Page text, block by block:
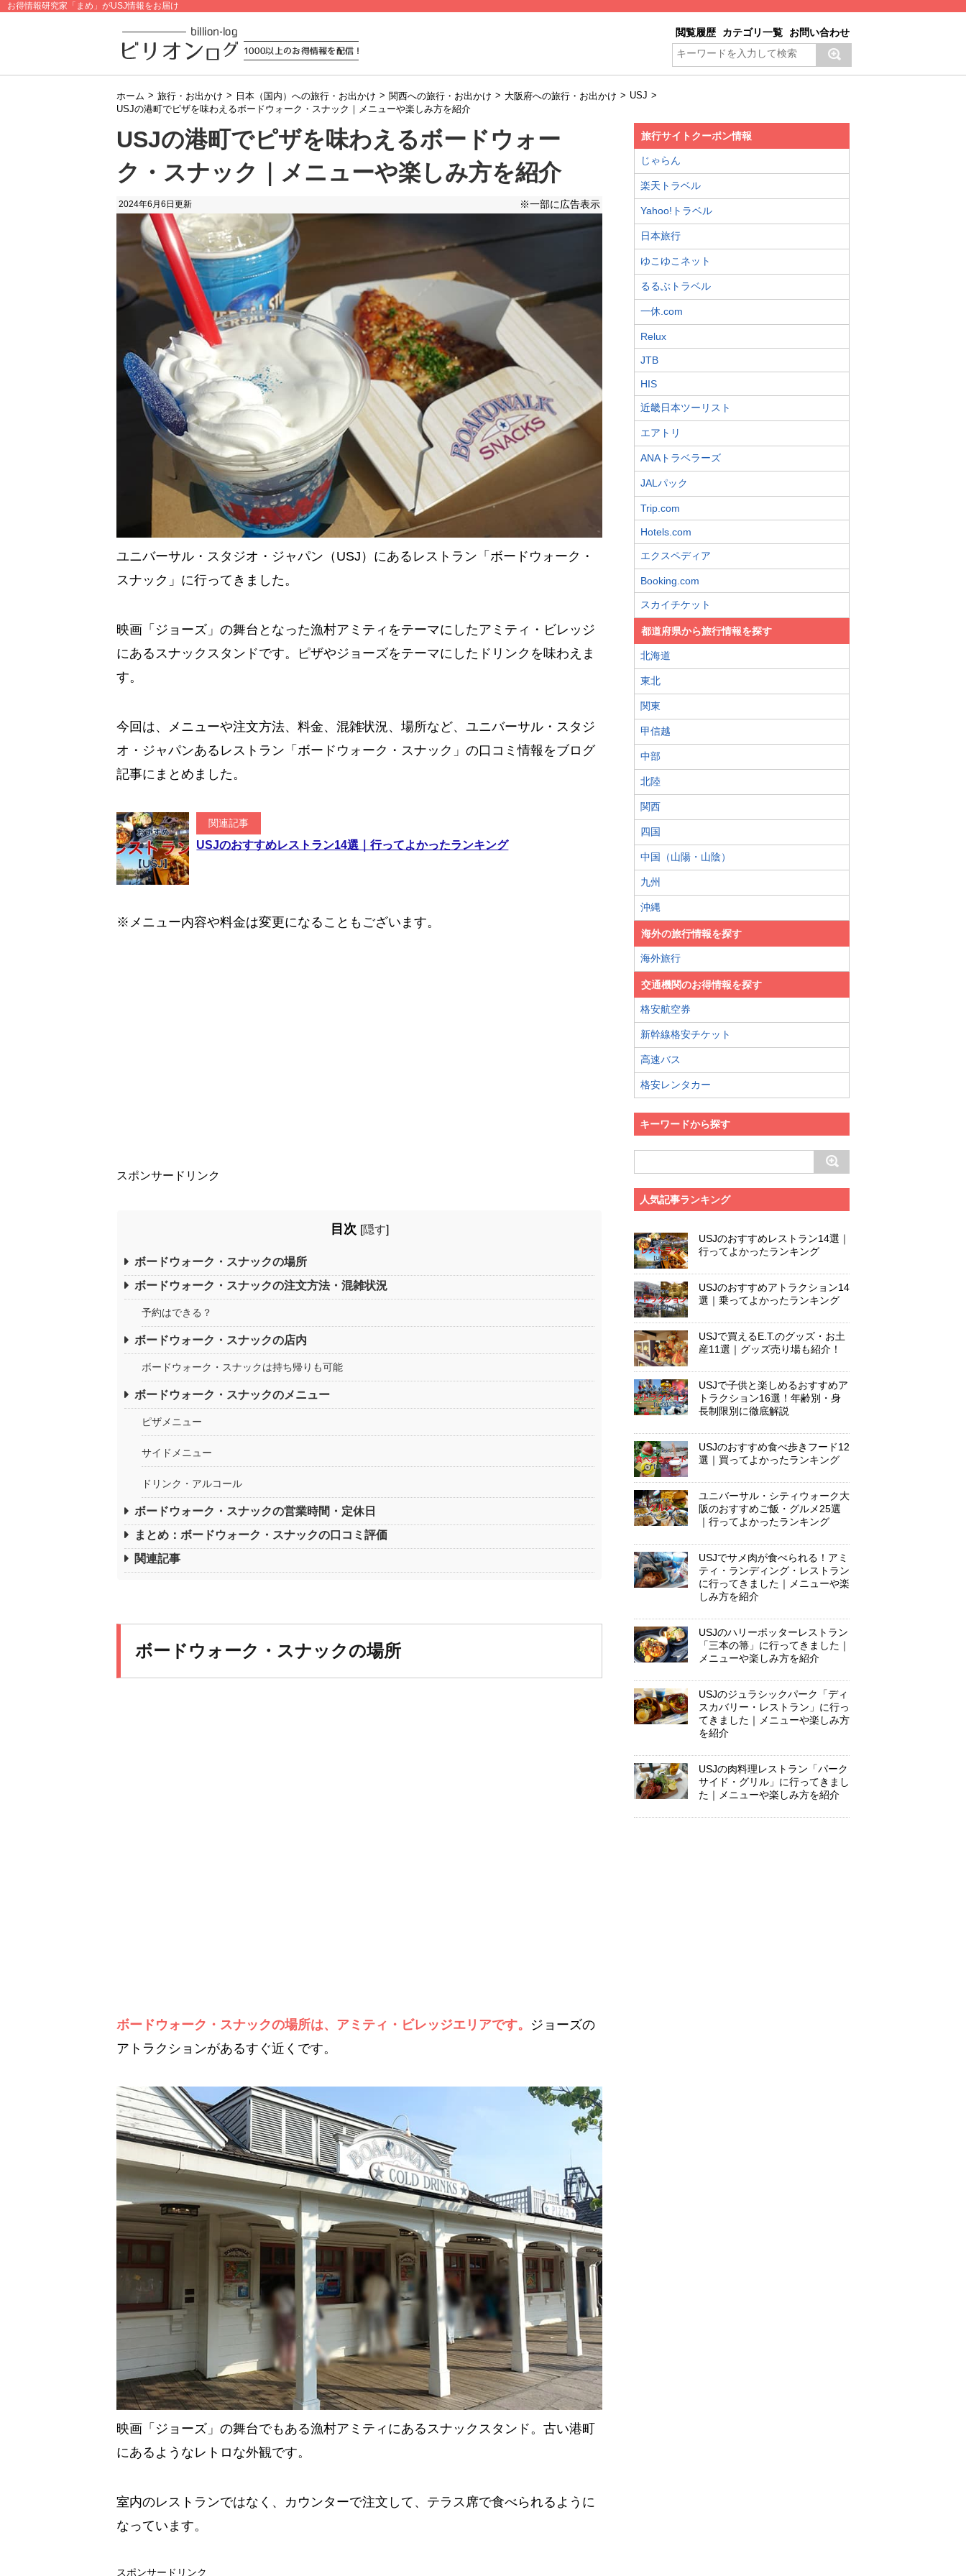
お得情報研究家「まめ」がUSJ情報をお届け
閲覧履歴 カテゴリ一覧 お問い合わせ
ホーム > 旅行・お出かけ > 日本（国内）への旅行・お出かけ > 関西への旅行・お出かけ > 大阪府への旅行・お出かけ > USJ >
USJの港町でピザを味わえるボードウォーク・スナック｜メニューや楽しみ方を紹介
USJの港町でピザを味わえるボードウォー
ク・スナック｜メニューや楽しみ方を紹介
2024年6月6日 更新 ※一部に広告表示
ユニバーサル・スタジオ・ジャパン（USJ）にあるレストラン「ボードウォーク・
スナック」に行ってきました。
映画「ジョーズ」の舞台となった漁村アミティをテーマにしたアミティ・ビレッジ
にあるスナックスタンドです。ピザやジョーズをテーマにしたドリンクを味わえま
す。
今回は、メニューや注文方法、料金、混雑状況、場所など、ユニバーサル・スタジ
オ・ジャパンあるレストラン「ボードウォーク・スナック」の口コミ情報をブログ
記事にまとめました。
関連記事
USJのおすすめレストラン14選｜行ってよかったランキング
※メニュー内容や料金は変更になることもございます。
スポンサードリンク
目次 [隠す]
ボードウォーク・スナックの場所
ボードウォーク・スナックの注文方法・混雑状況
予約はできる？
ボードウォーク・スナックの店内
ボードウォーク・スナックは持ち帰りも可能
ボードウォーク・スナックのメニュー
ピザメニュー
サイドメニュー
ドリンク・アルコール
ボードウォーク・スナックの営業時間・定休日
まとめ：ボードウォーク・スナックの口コミ評価
関連記事
ボードウォーク・スナックの場所
ボードウォーク・スナックの場所は、アミティ・ビレッジエリアです。 ジョーズの
アトラクションがあるすぐ近くです。
映画「ジョーズ」の舞台でもある漁村アミティにあるスナックスタンド。古い港町
にあるようなレトロな外観です。
室内のレストランではなく、カウンターで注文して、テラス席で食べられるように
なっています。
スポンサードリンク
旅行サイトクーポン情報
じゃらん
楽天トラベル
Yahoo!トラベル
日本旅行
ゆこゆこネット
るるぶトラベル
一休.com
Relux
JTB
HIS
近畿日本ツーリスト
エアトリ
ANAトラベラーズ
JALパック
Trip.com
Hotels.com
エクスペディア
Booking.com
スカイチケット
都道府県から旅行情報を探す
北海道
東北
関東
甲信越
中部
北陸
関西
四国
中国（山陽・山陰）
九州
沖縄
海外の旅行情報を探す
海外旅行
交通機関のお得情報を探す
格安航空券
新幹線格安チケット
高速バス
格安レンタカー
キーワードから探す
人気記事ランキング
USJのおすすめレストラン14選｜
行ってよかったランキング
USJのおすすめアトラクション14
選｜乗ってよかったランキング
USJで買えるE.T.のグッズ・お土
産11選｜グッズ売り場も紹介！
USJで子供と楽しめるおすすめア
トラクション16選！年齢別・身
長制限別に徹底解説
USJのおすすめ食べ歩きフード12
選｜買ってよかったランキング
ユニバーサル・シティウォーク大
阪のおすすめご飯・グルメ25選
｜行ってよかったランキング
USJでサメ肉が食べられる！アミ
ティ・ランディング・レストラン
に行ってきました｜メニューや楽
しみ方を紹介
USJのハリーポッターレストラン
「三本の箒」に行ってきました｜
メニューや楽しみ方を紹介
USJのジュラシックパーク「ディ
スカバリー・レストラン」に行っ
てきました｜メニューや楽しみ方
を紹介
USJの肉料理レストラン「パーク
サイド・グリル」に行ってきまし
た｜メニューや楽しみ方を紹介